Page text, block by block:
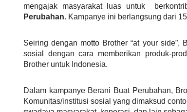
mengajak masyarakat luas untuk
Perubahan. Kampanye ini berlangsung dari
Seiring dengan motto Brother “at your
sosial dengan cara memberikan produk-
Brother untuk Indonesia.
Dalam kampanye Berani Buat Perubahan,
Komunitas/institusi sosial yang dimaksud